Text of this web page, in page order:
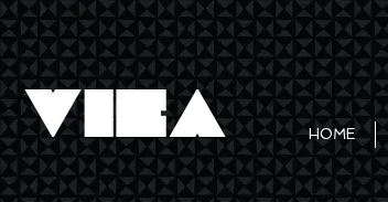
HOME